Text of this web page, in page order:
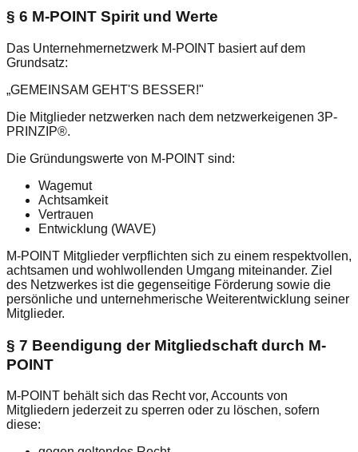
§ 6 M-POINT Spirit und Werte
Das Unternehmernetzwerk M-POINT basiert auf dem
Grundsatz:
„GEMEINSAM GEHT'S BESSER!"
Die Mitglieder netzwerken nach dem netzwerkeigenen 3P-
PRINZIP®.
Die Gründungswerte von M-POINT sind:
Wagemut
Achtsamkeit
Vertrauen
Entwicklung (WAVE)
M-POINT Mitglieder verpflichten sich zu einem respektvollen,
achtsamen und wohlwollenden Umgang miteinander. Ziel
des Netzwerkes ist die gegenseitige Förderung sowie die
persönliche und unternehmerische Weiterentwicklung seiner
Mitglieder.
§ 7 Beendigung der Mitgliedschaft durch M-
POINT
M-POINT behält sich das Recht vor, Accounts von
Mitgliedern jederzeit zu sperren oder zu löschen, sofern
diese: